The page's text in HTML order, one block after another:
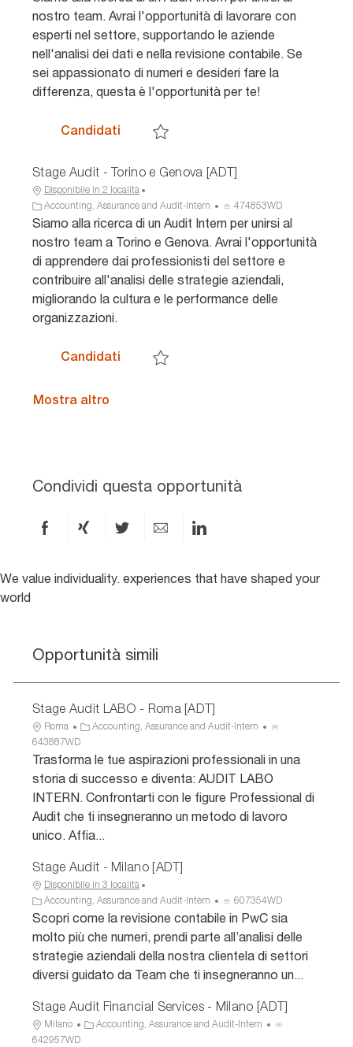
z
i
o
n
o
r
i
a
u
n
c
nostro team. Avrai l'opportunità di lavorare con
esperti nel settore, supportando le aziende
nell'analisi dei dati e nella revisione contabile. Se
sei appassionato di numeri e desideri fare la
differenza, questa è l'opportunità per te!
CandidatiStage Audit - Roma - [ADT]
Stage Audit - Torino e Genova [ADT]
Disponibile in 2 località
C
a
g
o
r
i
Accounting, Assurance and Audit-Intern
D
n
u
n
474853WD
Siamo alla ricerca di un Audit Intern per unirsi al
nostro team a Torino e Genova. Avrai l'opportunità
di apprendere dai professionisti del settore e
contribuire all'analisi delle strategie aziendali,
migliorando la cultura e le performance delle
organizzazioni.
CandidatiStage Audit - Torino e Genova [ADT]
Mostra altro
Condividi questa opportunità
Condividi
Facebook
Condividi
xing
Condividi
X
Condividi
e-
Condividi
LinkedIn
We value individuality. experiences that have shaped your
world
Opportunità simili
Stage Audit LABO - Roma [ADT]
U
b
i
z
i
o
e
Roma
C
a
t
o
r
i
Accounting, Assurance and Audit-Intern
a
n
u
n
643887WD
Trasforma le tue aspirazioni professionali in una
storia di successo e diventa: AUDIT LABO
INTERN. Confrontarti con le figure Professional di
Audit che ti insegneranno un metodo di lavoro
unico. Affia...
Stage Audit - Milano [ADT]
Disponibile in 3 località
C
a
g
o
i
a
Accounting, Assurance and Audit-Intern
D
n
u
c
i
607354WD
Scopri come la revisione contabile in PwC sia
molto più che numeri, prendi parte all’analisi delle
strategie aziendali della nostra clientela di settori
diversi guidato da Team che ti insegneranno un...
Stage Audit Financial Services - Milano [ADT]
U
b
Milano
C Accounting, Assurance and Audit-Intern
642957WD